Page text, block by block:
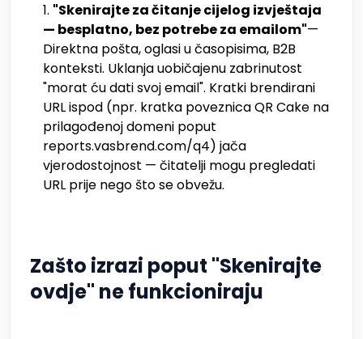
"Skenirajte za čitanje cijelog izvještaja
— besplatno, bez potrebe za emailom"—
Direktna pošta, oglasi u časopisima, B2B
konteksti. Uklanja uobičajenu zabrinutost
"morat ću dati svoj email". Kratki brendirani
URL ispod (npr. kratka poveznica QR Cake na
prilagođenoj domeni poput
reports.vasbrend.com/q4) jača
vjerodostojnost — čitatelji mogu pregledati
URL prije nego što se obvežu.
Zašto izrazi poput "Skenirajte
ovdje" ne funkcioniraju